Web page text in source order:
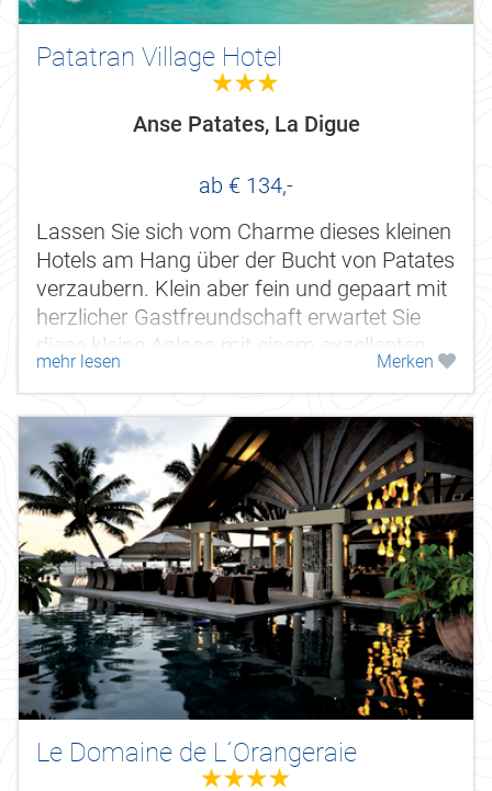
Patatran Village Hotel
3.0
Anse Patates, La Digue
ab € 134,-
Lassen Sie sich vom Charme dieses kleinen
Hotels am Hang über der Bucht von Patates
verzaubern. Klein aber fein und gepaart mit
herzlicher Gastfreundschaft erwartet Sie
diese kleine Anlage mit einem exzellenten
Preis-/Leistungsverhältnis.
mehr lesen Merken
Le Domaine de L´Orangeraie
4.0